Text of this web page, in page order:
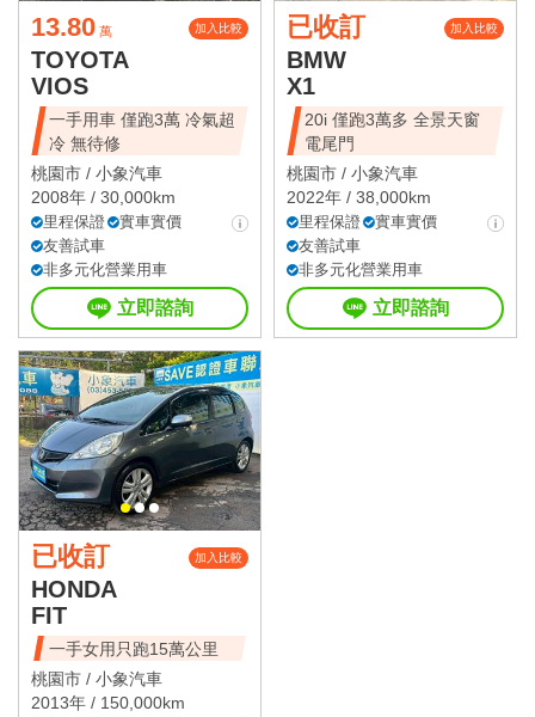
13.80 萬 加入比較
TOYOTA
VIOS
一手用車 僅跑3萬 冷氣超
冷 無待修
桃園市 / 小象汽車
2008年 / 30,000km
里程保證
實車實價
友善試車
非多元化營業用車
立即諮詢
已收訂 加入比較
BMW
X1
20i 僅跑3萬多 全景天窗
電尾門
桃園市 / 小象汽車
2022年 / 38,000km
里程保證
實車實價
友善試車
非多元化營業用車
立即諮詢
已收訂 加入比較
HONDA
FIT
一手女用只跑15萬公里
桃園市 / 小象汽車
2013年 / 150,000km